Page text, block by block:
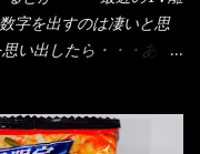
いな！ まだ鶏天1個位
げうどんの湯無し＞を
発見し購入！ 中身は、
ックになっており、それ
メガドンキでゲットし
色々と各方面へ忖度し
字を出すのは凄いと思
い出したら・・・あっ
ウンターに置かれた＜